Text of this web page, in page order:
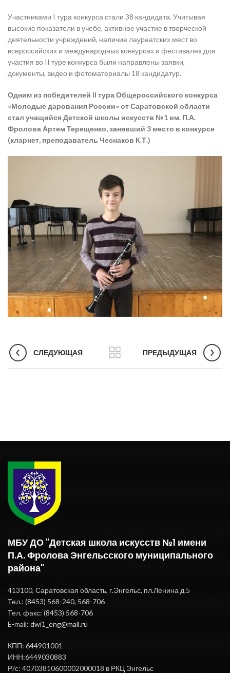
Участниками I тура конкурса стали 38 кандидата. Учитывая
высокие показатели в учебе, активное участие в творческой
деятельности учреждений, наличие лауреатских мест во
всероссийских и международных конкурсах и фестивалях для
участия во II туре конкурса были направлены заявки,
документы, видео и фотоматериалы 18 кандидатур.
Одним из победителей II тура Общероссийского конкурса
«Молодые дарования России» от Саратовской области
стал учащийся Детской школы искусств №1 им. П.А.
Фролова Артем Терещенко,занявший 3 место в конкурсе
(кларнет, преподаватель Чеснаков К.Т.)
СЛЕДУЮЩАЯ ПРЕДЫДУЩАЯ
МБУ ДО "Детская школа искусств №1 имени
П.А. Фролова Энгельсского муниципального
района"
413100, Саратовская область, г.Энгельс, пл.Ленина д.5
Тел.: (8453) 568-240, 568-706
Тел. факс: (8453) 568-706
E-mail: dwi1_eng@mail.ru
КПП: 644901001
ИНН:6449030883
Р/с: 40703810600002000018 в РКЦ Энгельс